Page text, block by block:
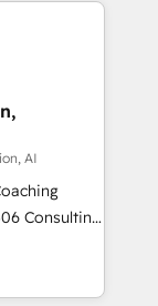
アワ
/
績 ✓
お問い合わ
-
you
AI
how
build your
then stay